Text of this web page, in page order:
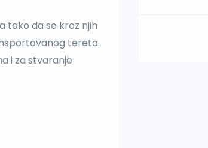
tako da se kroz njih
tereta.
i za stvaranje